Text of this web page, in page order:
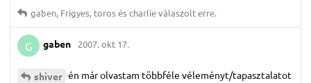
gaben, Frigyes, toroséscharlieválaszolt erre.
G gaben 2007. okt 17.
shiver én már olvastam többféle véleményt/tapasztalatot